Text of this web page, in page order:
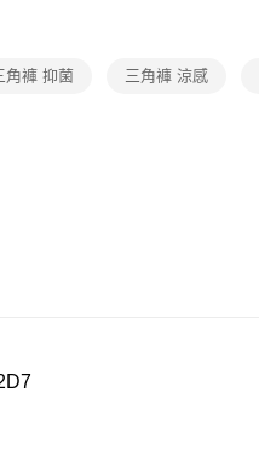
角褲 抑菌 三角褲 涼感